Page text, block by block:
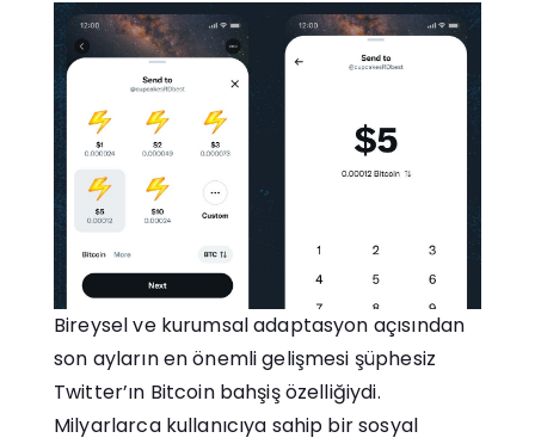
Bireysel ve kurumsal adaptasyon açısından
son ayların en önemli gelişmesi şüphesiz
Twitter’ın Bitcoin bahşiş özelliğiydi.
Milyarlarca kullanıcıya sahip bir sosyal